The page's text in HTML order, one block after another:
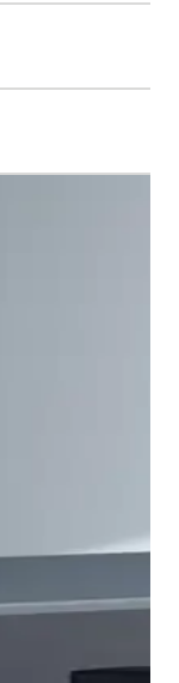
aan bij het
uit deze